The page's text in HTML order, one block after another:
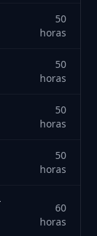
50
horas
50
horas
50
horas
50
horas
60
horas